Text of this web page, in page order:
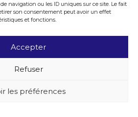
navigation ou les ID uniques sur ce site. Le fait
son consentement peut avoir un effet
et fonctions.
Accepter
Refuser
les préférences